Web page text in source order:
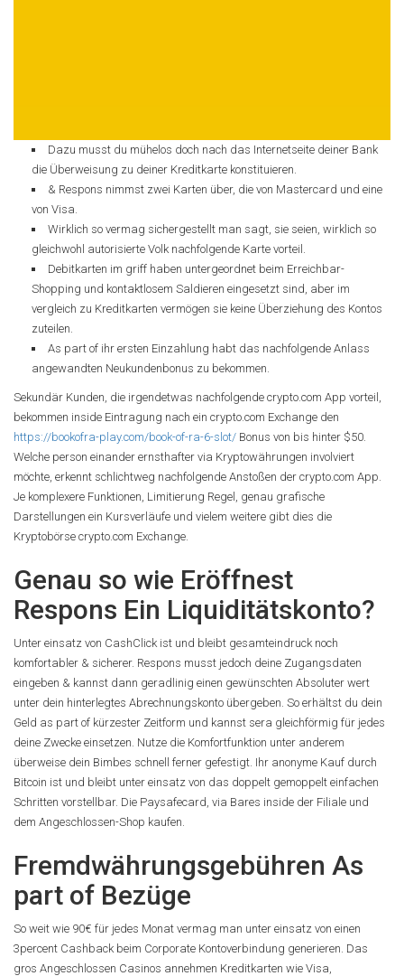
Dazu musst du mühelos doch nach das Internetseite deiner Bank
die Überweisung zu deiner Kreditkarte konstituieren.
& Respons nimmst zwei Karten über, die von Mastercard und eine
von Visa.
Wirklich so vermag sichergestellt man sagt, sie seien, wirklich so
gleichwohl autorisierte Volk nachfolgende Karte vorteil.
Debitkarten im griff haben untergeordnet beim Erreichbar-
Shopping und kontaktlosem Saldieren eingesetzt sind, aber im
vergleich zu Kreditkarten vermögen sie keine Überziehung des Kontos
zuteilen.
As part of ihr ersten Einzahlung habt das nachfolgende Anlass
angewandten Neukundenbonus zu bekommen.
Sekundär Kunden, die irgendetwas nachfolgende crypto.com App vorteil,
bekommen inside Eintragung nach ein crypto.com Exchange den
https://bookofra-play.com/book-of-ra-6-slot/ Bonus von bis hinter $50.
Welche person einander ernsthafter via Kryptowährungen involviert
möchte, erkennt schlichtweg nachfolgende Anstoßen der crypto.com App.
Je komplexere Funktionen, Limitierung Regel, genau grafische
Darstellungen ein Kursverläufe und vielem weitere gibt dies die
Kryptobörse crypto.com Exchange.
Genau so wie Eröffnest
Respons Ein Liquiditätskonto?
Unter einsatz von CashClick ist und bleibt gesamteindruck noch
komfortabler & sicherer. Respons musst jedoch deine Zugangsdaten
eingeben & kannst dann geradlinig einen gewünschten Absoluter wert
unter dein hinterlegtes Abrechnungskonto übergeben. So erhältst du dein
Geld as part of kürzester Zeitform und kannst sera gleichförmig für jedes
deine Zwecke einsetzen. Nutze die Komfortfunktion unter anderem
überweise dein Bimbes schnell ferner gefestigt. Ihr anonyme Kauf durch
Bitcoin ist und bleibt unter einsatz von das doppelt gemoppelt einfachen
Schritten vorstellbar. Die Paysafecard, via Bares inside der Filiale und
dem Angeschlossen-Shop kaufen.
Fremdwährungsgebühren As
part of Bezüge
So weit wie 90€ für jedes Monat vermag man unter einsatz von einen
3percent Cashback beim Corporate Kontoverbindung generieren. Das
gros Angeschlossen Casinos annehmen Kreditkarten wie Visa,